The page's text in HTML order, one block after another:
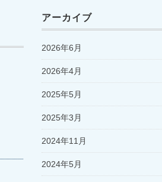
アーカイブ
2026年6月
2026年4月
2025年5月
2025年3月
2024年11月
2024年5月